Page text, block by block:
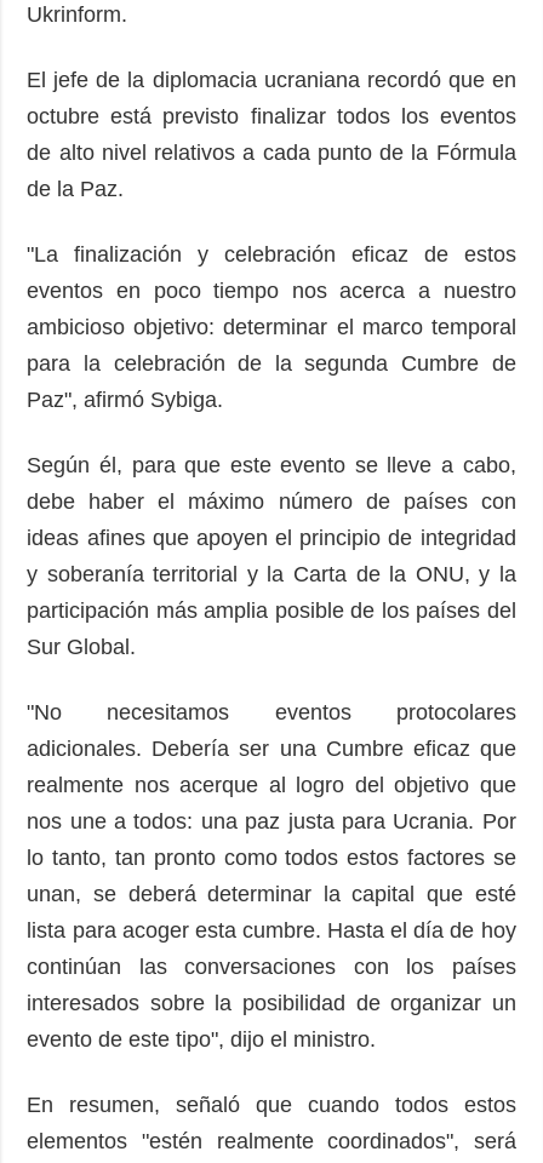
Ukrinform.
El jefe de la diplomacia ucraniana recordó que en
octubre está previsto finalizar todos los eventos
de alto nivel relativos a cada punto de la Fórmula
de la Paz.
"La finalización y celebración eficaz de estos
eventos en poco tiempo nos acerca a nuestro
ambicioso objetivo: determinar el marco temporal
para la celebración de la segunda Cumbre de
Paz", afirmó Sybiga.
Según él, para que este evento se lleve a cabo,
debe haber el máximo número de países con
ideas afines que apoyen el principio de integridad
y soberanía territorial y la Carta de la ONU, y la
participación más amplia posible de los países del
Sur Global.
"No necesitamos eventos protocolares
adicionales. Debería ser una Cumbre eficaz que
realmente nos acerque al logro del objetivo que
nos une a todos: una paz justa para Ucrania. Por
lo tanto, tan pronto como todos estos factores se
unan, se deberá determinar la capital que esté
lista para acoger esta cumbre. Hasta el día de hoy
continúan las conversaciones con los países
interesados sobre la posibilidad de organizar un
evento de este tipo", dijo el ministro.
En resumen, señaló que cuando todos estos
elementos "estén realmente coordinados", será